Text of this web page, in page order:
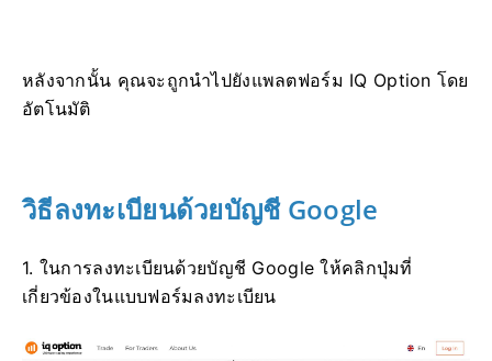
หลังจากนั้น คุณจะถูกนำไปยังแพลตฟอร์ม IQ Option โดย
อัตโนมัติ
วิธีลงทะเบียนด้วยบัญชี Google
1. ในการลงทะเบียนด้วยบัญชี Google ให้คลิกปุ่มที่
เกี่ยวข้องในแบบฟอร์มลงทะเบียน